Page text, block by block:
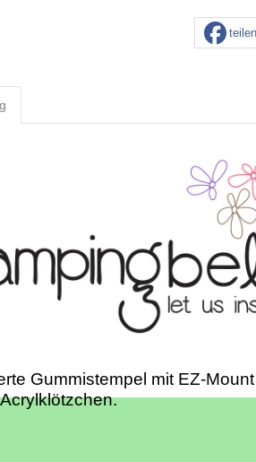
teilen
Gummistempel mit EZ-